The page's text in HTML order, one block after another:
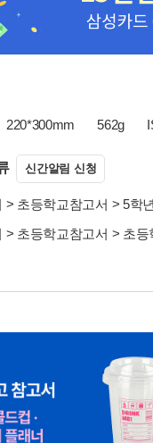
220*300mm 562g
신간알림 신청
> 초등학교참고서 > 5학년
> 초등학교참고서 > 초등